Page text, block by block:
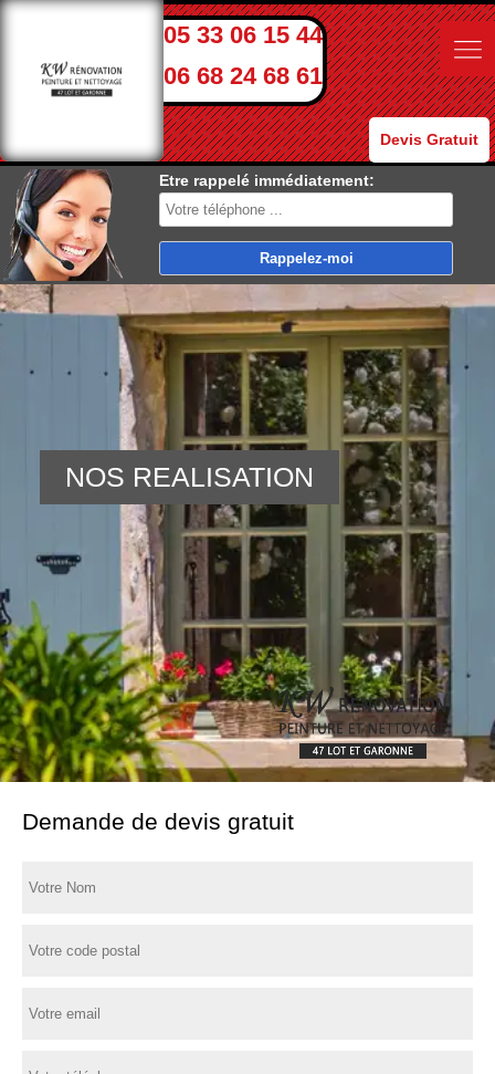
05 33 06 15 44
06 68 24 68 61
Devis Gratuit
Etre rappelé immédiatement:
NOS REALISATION
Demande de devis gratuit